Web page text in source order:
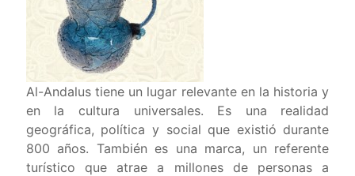
Al-Andalus tiene un lugar relevante en la historia y
en la cultura universales. Es una realidad
geográfica, política y social que existió durante
800 años. También es una marca, un referente
turístico que atrae a millones de personas a